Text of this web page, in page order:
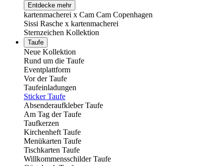
Entdecke mehr
kartenmacherei x Cam Cam Copenhagen
Sissi Rasche x kartenmacherei
Sternzeichen Kollektion
Taufe
Neue Kollektion
Rund um die Taufe
Eventplattform
Vor der Taufe
Taufeinladungen
Sticker Taufe
Absenderaufkleber Taufe
Am Tag der Taufe
Taufkerzen
Kirchenheft Taufe
Menükarten Taufe
Tischkarten Taufe
Willkommensschilder Taufe